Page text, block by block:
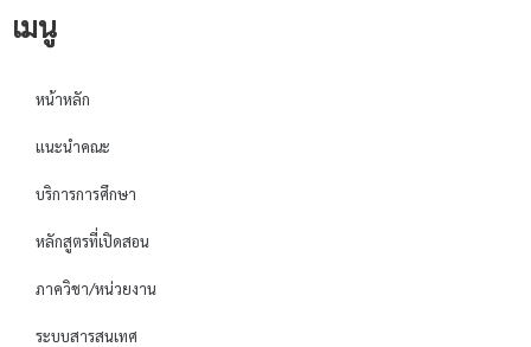
เมนู
หน้าหลัก
แนะนำคณะ
บริการการศึกษา
หลักสูตรที่เปิดสอน
ภาควิชา/หน่วยงาน
ระบบสารสนเทศ